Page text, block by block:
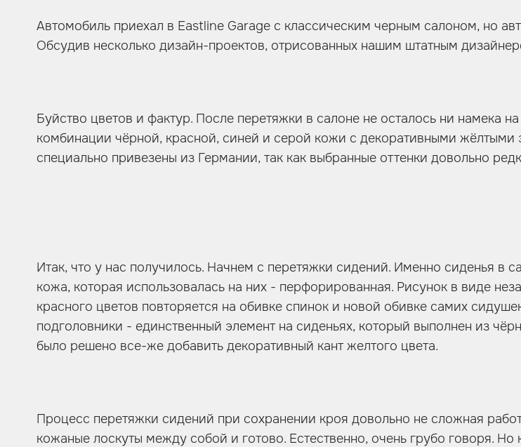
Автомобиль приехал в Eastline Garage с классическим черным салоном, но
Обсудив несколько дизайн-проектов, отрисованных нашим штатным
Буйство цветов и фактур. После перетяжки в салоне не осталось ни намека
комбинации чёрной, красной, синей и серой кожи с декоративными
специально привезены из Германии, так как выбранные оттенки довольно
Итак, что у нас получилось. Начнем с перетяжки сидений. Именно сиденья в
кожа, которая использовалась на них - перфорированная. Рисунок в виде
красного цветов повторяется на обивке спинок и новой обивке самих
подголовники - единственный элемент на сиденьях, который выполнен из
было решено все-же добавить декоративный кант желтого цвета.
Процесс перетяжки сидений при сохранении кроя довольно не сложная
кожаные лоскуты между собой и готово. Естественно, очень грубо говоря.